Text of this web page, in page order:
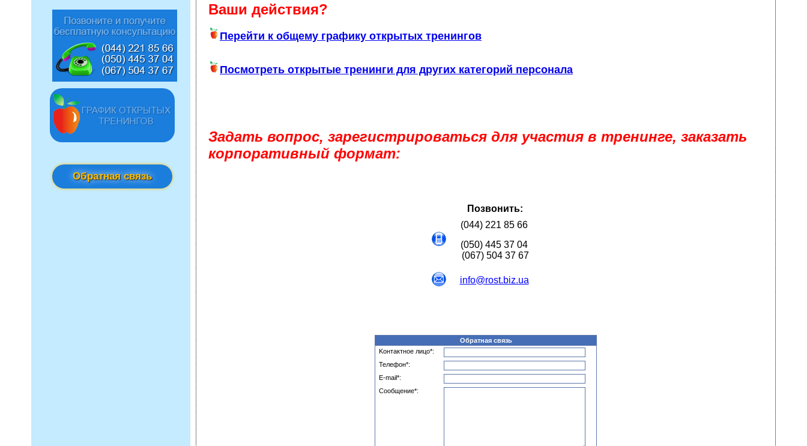
Обратная связь
Ваши действия?
Перейти к общему графику открытых тренингов
Посмотреть открытые тренинги для других категорий персонала
Задать вопрос, зарегистрироваться для участия в тренинге, заказать
корпоративный формат:
Позвонить:
(044) 221 85 66
(050) 445 37 04
(067) 504 37 67
info@rost.biz.ua
Обратная связь
Kонтактное лицо*:
Телефон*:
E-mail*:
Сообщение*: